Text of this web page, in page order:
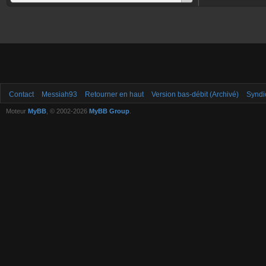
Contact Messiah93 Retourner en haut Version bas-débit (Archivé)
Moteur MyBB , © 2002-2026 MyBB Group